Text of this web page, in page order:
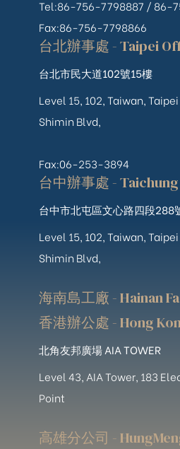
Tel:86-756-7798887 / 86-
Fax:86-756-7798866
台北辦事處 - Taipei
台北市民大道102號15樓
Level 15, 102, Taiwan,
Shimin Blvd,
Fax:06-253-3894
台中辦事處 -
台中市北屯區文心路四段288
Level 15, 102, Taiwan,
Shimin Blvd,
海南島工廠 - Hainan
香港辦公處 - Hong
北角友邦廣場 AIA TOWER
Level 43, AIA Tower, 183
Point
高雄分公司 -